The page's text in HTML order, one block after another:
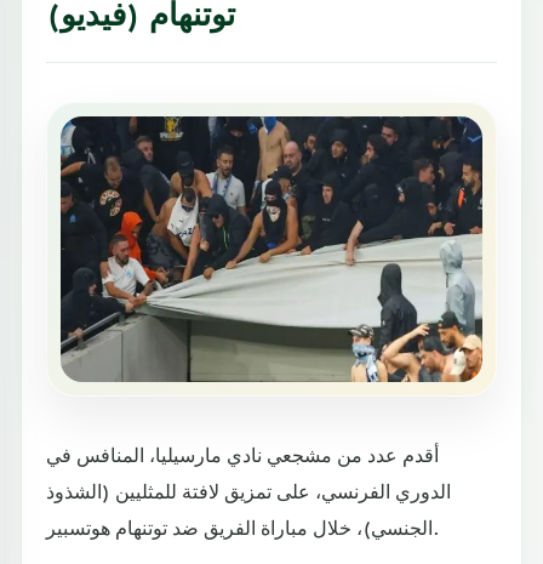
توتنهام (فيديو)
أقدم عدد من مشجعي نادي مارسيليا، المنافس في
الدوري الفرنسي، على تمزيق لافتة للمثليين (الشذوذ
الجنسي)، خلال مباراة الفريق ضد توتنهام هوتسبير.